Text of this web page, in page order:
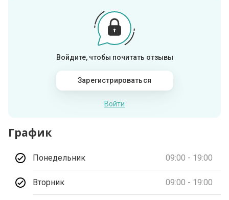
Войдите, чтобы почитать отзывы
Зарегистрироваться
Войти
График
Понедельник 09:00 - 19:00
Вторник 09:00 - 19:00